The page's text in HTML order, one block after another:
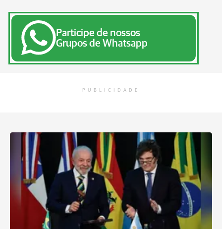
Participe de nossos
Grupos de Whatsapp
PUBLICIDADE